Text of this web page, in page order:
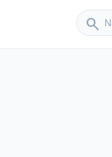
search
Sender